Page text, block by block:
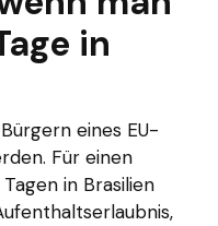
in
eines EU-
Für einen
in Brasilien